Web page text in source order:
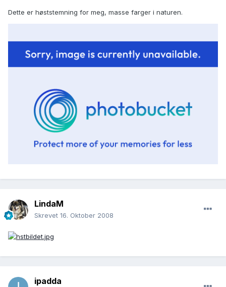
Dette er høststemning for meg, masse farger i naturen.
LindaM
Skrevet 16. Oktober 2008
ipadda